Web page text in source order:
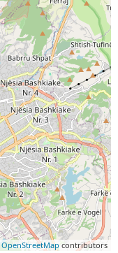
OpenStreetMap contributors